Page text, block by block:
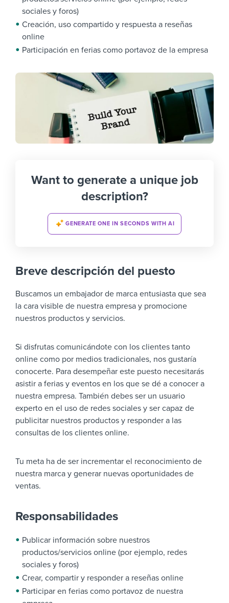
sociales y foros)
Creación, uso compartido y respuesta a reseñas
online
Participación en ferias como portavoz de la empresa
Want to generate a unique job
description?
GENERATE ONE IN SECONDS WITH AI
Breve descripción del puesto
Buscamos un embajador de marca entusiasta que sea
la cara visible de nuestra empresa y promocione
nuestros productos y servicios.
Si disfrutas comunicándote con los clientes tanto
online como por medios tradicionales, nos gustaría
conocerte. Para desempeñar este puesto necesitarás
asistir a ferias y eventos en los que se dé a conocer a
nuestra empresa. También debes ser un usuario
experto en el uso de redes sociales y ser capaz de
publicitar nuestros productos y responder a las
consultas de los clientes online.
Tu meta ha de ser incrementar el reconocimiento de
nuestra marca y generar nuevas oportunidades de
ventas.
Responsabilidades
Publicar información sobre nuestros
productos/servicios online (por ejemplo, redes
sociales y foros)
Crear, compartir y responder a reseñas online
Participar en ferias como portavoz de nuestra